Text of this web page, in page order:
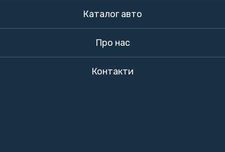
Каталог авто
Про нас
Контакти